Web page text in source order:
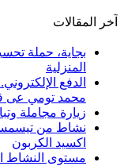
آخر المقالات
بجاية، حملة
المنزلية
الدفع
محمد تومي عى
زيارة مجاملة
نشاط من
اكسيد الكربون
مستوى النشاط